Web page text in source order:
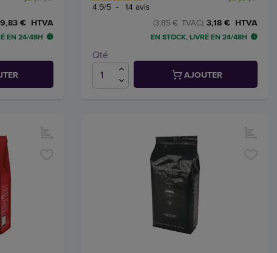
€ HTVA
EN 24/48H
4.9/5 - 14 avis
3,18 € HTVA
(3,85 € TVAC)
EN STOCK, LIVRÉ EN 24/48H
Qté
AJOUTER